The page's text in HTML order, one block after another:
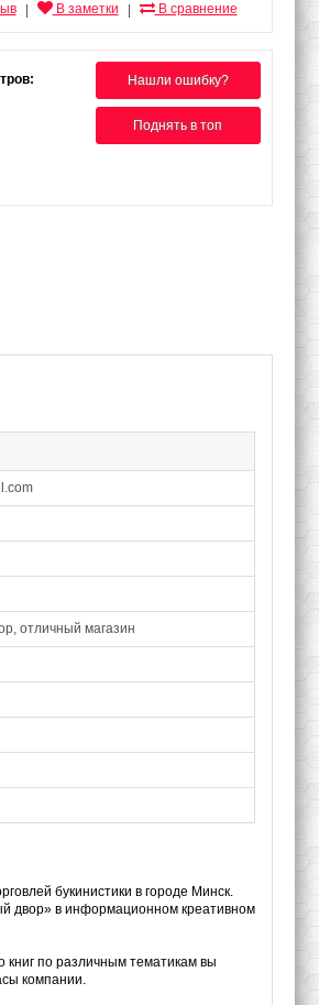
В заметки В сравнение
Нашли ошибку?
Поднять в топ
отличный магазин
букинистики в городе Минск.
двор» в информационном креативном
книг по различным тематикам вы
компании.